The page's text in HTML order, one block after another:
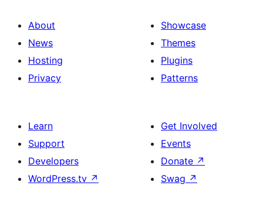
About
News
Hosting
Privacy
Showcase
Themes
Plugins
Patterns
Learn
Support
Developers
WordPress.tv ↗
Get Involved
Events
Donate ↗
Swag ↗